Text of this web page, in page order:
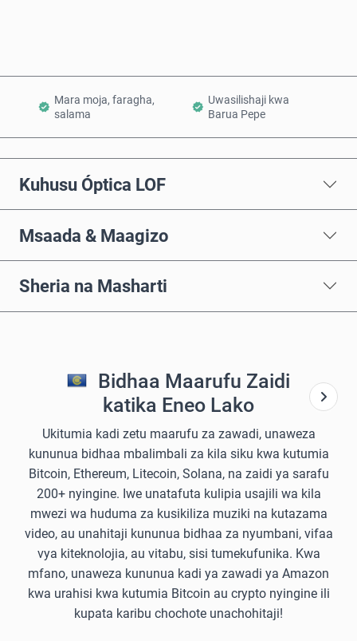
Mara moja, faragha,
salama
Uwasilishaji kwa
Barua Pepe
Kuhusu Óptica LOF
Msaada & Maagizo
Sheria na Masharti
Bidhaa Maarufu Zaidi
katika Eneo Lako
Ukitumia kadi zetu maarufu za zawadi, unaweza
kununua bidhaa mbalimbali za kila siku kwa kutumia
Bitcoin, Ethereum, Litecoin, Solana, na zaidi ya sarafu
200+ nyingine. Iwe unatafuta kulipia usajili wa kila
mwezi wa huduma za kusikiliza muziki na kutazama
video, au unahitaji kununua bidhaa za nyumbani, vifaa
vya kiteknolojia, au vitabu, sisi tumekufunika. Kwa
mfano, unaweza kununua kadi ya zawadi ya Amazon
kwa urahisi kwa kutumia Bitcoin au crypto nyingine ili
kupata karibu chochote unachohitaji!